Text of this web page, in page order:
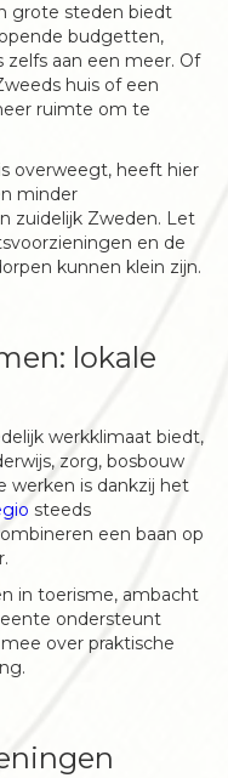
grote steden biedt
budgetten,
aan een meer. Of
huis of een
ruimte om te
overweegt, heeft hier
minder
zuidelijk Zweden. Let
en de
kunnen klein zijn.
lokale
werkklimaat biedt,
zorg, bosbouw
werken is dankzij het
steeds
een baan op
in toerisme, ambacht
ondersteunt
over praktische